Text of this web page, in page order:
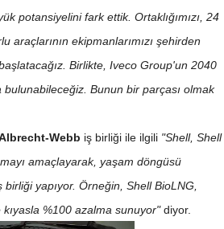
potansiyelini fark ettik. Ortaklığımızı, 24
ekipmanlarımızı şehirden
Birlikte, Iveco Group'un 2040
bulunabileceğiz. Bunun bir parçası olmak
Webb iş birliği ile ilgili "Shell, Shell
amaçlayarak, yaşam döngüsü
birliği yapıyor. Örneğin, Shell BioLNG,
%100 azalma sunuyor"diyor.